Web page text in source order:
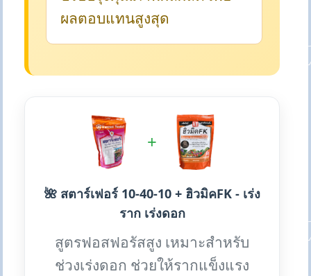
ผลตอบแทนสูงสุด
+
🌺 สตาร์เฟอร์ 10-40-10 + ฮิวมิคFK - เร่ง
ราก เร่งดอก
สูตรฟอสฟอรัสสูง เหมาะสำหรับ
ช่วงเร่งดอก ช่วยให้รากแข็งแรง